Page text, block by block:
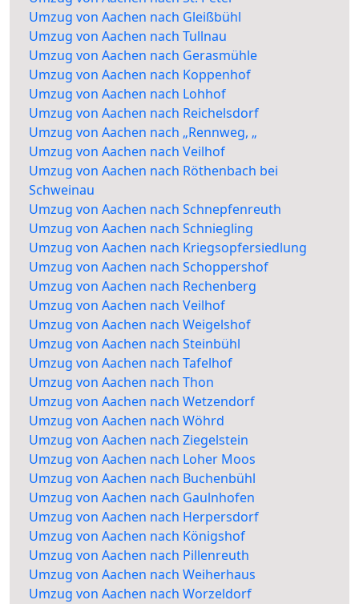
Umzug von Aachen nach Gleißbühl
Umzug von Aachen nach Tullnau
Umzug von Aachen nach Gerasmühle
Umzug von Aachen nach Koppenhof
Umzug von Aachen nach Lohhof
Umzug von Aachen nach Reichelsdorf
Umzug von Aachen nach „Rennweg, „
Umzug von Aachen nach Veilhof
Umzug von Aachen nach Röthenbach bei
Schweinau
Umzug von Aachen nach Schnepfenreuth
Umzug von Aachen nach Schniegling
Umzug von Aachen nach Kriegsopfersiedlung
Umzug von Aachen nach Schoppershof
Umzug von Aachen nach Rechenberg
Umzug von Aachen nach Veilhof
Umzug von Aachen nach Weigelshof
Umzug von Aachen nach Steinbühl
Umzug von Aachen nach Tafelhof
Umzug von Aachen nach Thon
Umzug von Aachen nach Wetzendorf
Umzug von Aachen nach Wöhrd
Umzug von Aachen nach Ziegelstein
Umzug von Aachen nach Loher Moos
Umzug von Aachen nach Buchenbühl
Umzug von Aachen nach Gaulnhofen
Umzug von Aachen nach Herpersdorf
Umzug von Aachen nach Königshof
Umzug von Aachen nach Pillenreuth
Umzug von Aachen nach Weiherhaus
Umzug von Aachen nach Worzeldorf